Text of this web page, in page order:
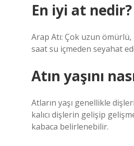
En iyi at nedir?
Arap Atı: Çok uzun ömürlü,
saat su içmeden seyahat
Atın yaşını
Atların yaşı genellikle
kalıcı dişlerin gelişip
kabaca belirlenebilir.